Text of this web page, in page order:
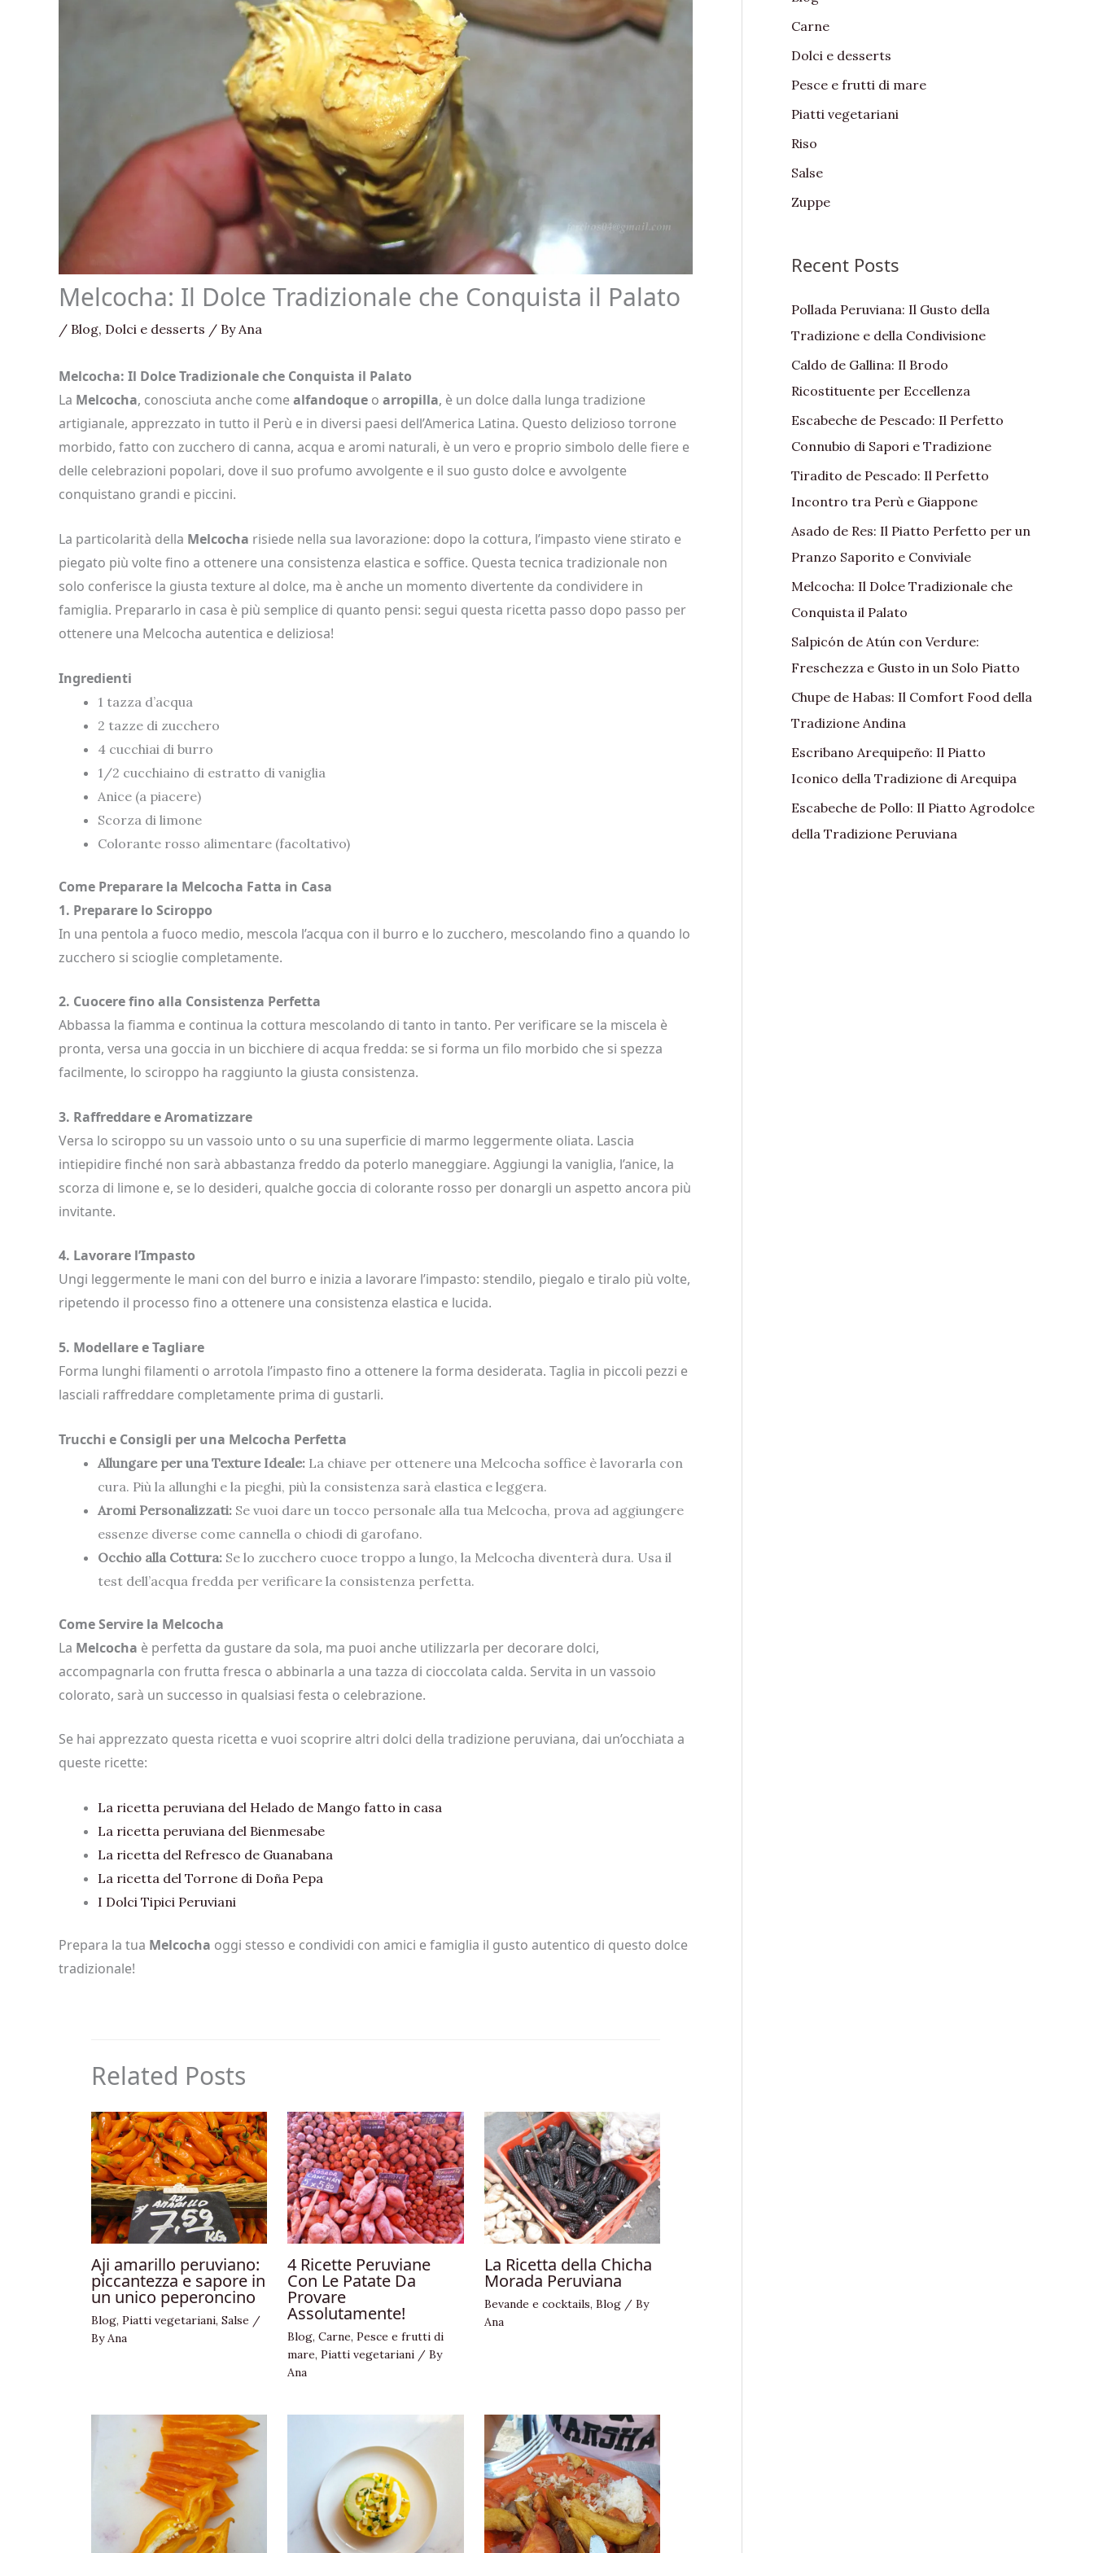
Melcocha: Il Dolce Tradizionale che Conquista il Palato
/ Blog, Dolci e desserts / ByAna
Melcocha: Il Dolce Tradizionale che Conquista il Palato
La Melcocha, conosciuta anche comealfandoque o arropilla, è un dolce dalla lunga tradizione
artigianale, apprezzato in tutto il Perù e in diversi paesi dell’America Latina. Questo delizioso torrone
morbido, fatto con zucchero di canna, acqua e aromi naturali, è un vero e proprio simbolo delle fiere e
delle celebrazioni popolari, dove il suo profumo avvolgente e il suo gusto dolce e avvolgente
conquistano grandi e piccini.
La particolarità della Melcocha risiede nella sua lavorazione: dopo la cottura, l’impasto viene stirato e
piegato più volte fino a ottenere una consistenza elastica e soffice. Questa tecnica tradizionale non
solo conferisce la giusta texture al dolce, ma è anche un momento divertente da condividere in
famiglia. Prepararlo in casa è più semplice di quanto pensi: segui questa ricetta passo dopo passo per
ottenere una Melcocha autentica e deliziosa!
Ingredienti
1 tazza d’acqua
2 tazze di zucchero
4 cucchiai di burro
1/2 cucchiaino di estratto di vaniglia
Anice (a piacere)
Scorza di limone
Colorante rosso alimentare (facoltativo)
Come Preparare la Melcocha Fatta in Casa
1. Preparare lo Sciroppo
In una pentola a fuoco medio, mescola l’acqua con il burro e lo zucchero, mescolando fino a quando lo
zucchero si scioglie completamente.
2. Cuocere fino alla Consistenza Perfetta
Abbassa la fiamma e continua la cottura mescolando di tanto in tanto. Per verificare se la miscela è
pronta, versa una goccia in un bicchiere di acqua fredda: se si forma un filo morbido che si spezza
facilmente, lo sciroppo ha raggiunto la giusta consistenza.
3. Raffreddare e Aromatizzare
Versa lo sciroppo su un vassoio unto o su una superficie di marmo leggermente oliata. Lascia
intiepidire finché non sarà abbastanza freddo da poterlo maneggiare. Aggiungi la vaniglia, l’anice, la
scorza di limone e, se lo desideri, qualche goccia di colorante rosso per donargli un aspetto ancora più
invitante.
4. Lavorare l’Impasto
Ungi leggermente le mani con del burro e inizia a lavorare l’impasto: stendilo, piegalo e tiralo più volte,
ripetendo il processo fino a ottenere una consistenza elastica e lucida.
5. Modellare e Tagliare
Forma lunghi filamenti o arrotola l’impasto fino a ottenere la forma desiderata. Taglia in piccoli pezzi e
lasciali raffreddare completamente prima di gustarli.
Trucchi e Consigli per una Melcocha Perfetta
Allungare per una Texture Ideale: La chiave per ottenere una Melcocha soffice è lavorarla con
cura. Più la allunghi e la pieghi, più la consistenza sarà elastica e leggera.
Aromi Personalizzati: Se vuoi dare un tocco personale alla tua Melcocha, prova ad aggiungere
essenze diverse come cannella o chiodi di garofano.
Occhio alla Cottura: Se lo zucchero cuoce troppo a lungo, la Melcocha diventerà dura. Usa il
test dell’acqua fredda per verificare la consistenza perfetta.
Come Servire la Melcocha
La Melcocha è perfetta da gustare da sola, ma puoi anche utilizzarla per decorare dolci,
accompagnarla con frutta fresca o abbinarla a una tazza di cioccolata calda. Servita in un vassoio
colorato, sarà un successo in qualsiasi festa o celebrazione.
Se hai apprezzato questa ricetta e vuoi scoprire altri dolci della tradizione peruviana, dai un’occhiata a
queste ricette:
La ricetta peruviana del Helado de Mango fatto in casa
La ricetta peruviana del Bienmesabe
La ricetta del Refresco de Guanabana
La ricetta del Torrone di Doña Pepa
I Dolci Tipici Peruviani
Prepara la tua Melcocha oggi stesso e condividi con amici e famiglia il gusto autentico di questo dolce
tradizionale!
Related Posts
Aji amarillo peruviano:
piccantezza e sapore in
un unico peperoncino
Blog, Piatti vegetariani, Salse /
ByAna
4 Ricette Peruviane
Con Le Patate Da
Provare
Assolutamente!
Blog,Carne,Pesce e frutti di
mare,Piatti vegetariani / By
Ana
La Ricetta della Chicha
Morada Peruviana
Bevande e cocktails, Blog/ By
Ana
f
o
r
:
Carne
Dolci e desserts
Pesce e frutti di mare
Piatti vegetariani
Riso
Salse
Zuppe
Recent Posts
Pollada Peruviana: Il Gusto della
Tradizione e della Condivisione
Caldo de Gallina: Il Brodo
Ricostituente per Eccellenza
Escabeche de Pescado: Il Perfetto
Connubio di Sapori e Tradizione
Tiradito de Pescado: Il Perfetto
Incontro tra Perù e Giappone
Asado de Res: Il Piatto Perfetto per un
Pranzo Saporito e Conviviale
Melcocha: Il Dolce Tradizionale che
Conquista il Palato
Salpicón de Atún con Verdure:
Freschezza e Gusto in un Solo Piatto
Chupe de Habas: Il Comfort Food della
Tradizione Andina
Escribano Arequipeño: Il Piatto
Iconico della Tradizione di Arequipa
Escabeche de Pollo: Il Piatto Agrodolce
della Tradizione Peruviana